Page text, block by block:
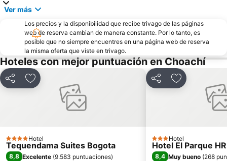
Salitre Mágico
Plaza de las Américas
Universidad de los Andes
Centro Comercial Bulevar Niza
Coliseo Cubierto El Campín
Centro Comercial Hacienda Santa Bárbara
Carrera Séptima
Centro Internacional Tequendama
Zona Rosa
Mundo Aventura
Parque RecreoDeportivo El Salitre
La Sabana de Bogotá
Parque el virrey
Parque del Chicó
La Carrera 15
Ver más
Los precios y la disponibilidad que recibe trivago de las páginas
web de reserva cambian de manera constante. Por lo tanto, es
posible que no siempre encuentres en una página web de reserva
la misma oferta que viste en trivago.
Hoteles con mejor puntuación en Choachí
CompartirAgregar a favoritos
4 Estrellas
Hotel
Tequendama Suites Bogota
8,8 Excelente (9.583 puntuaciones)
CompartirAgregar a
3 Estrellas
Hotel
Hotel El Parque HR
8,4 Muy bueno (268